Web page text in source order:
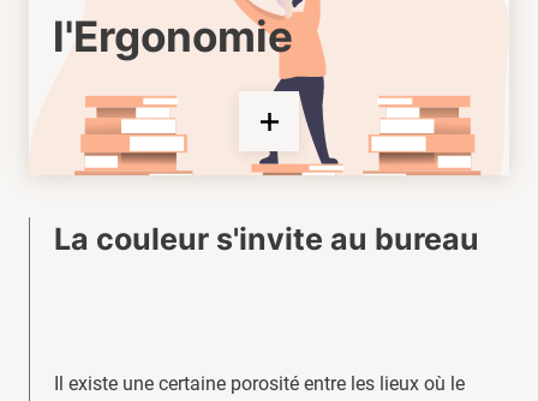
l'Ergonomie
La couleur s'invite au bureau
Il existe une certaine porosité entre les lieux où le